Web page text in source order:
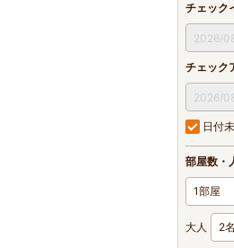
チェック
チェック
日付
部屋数・
大人